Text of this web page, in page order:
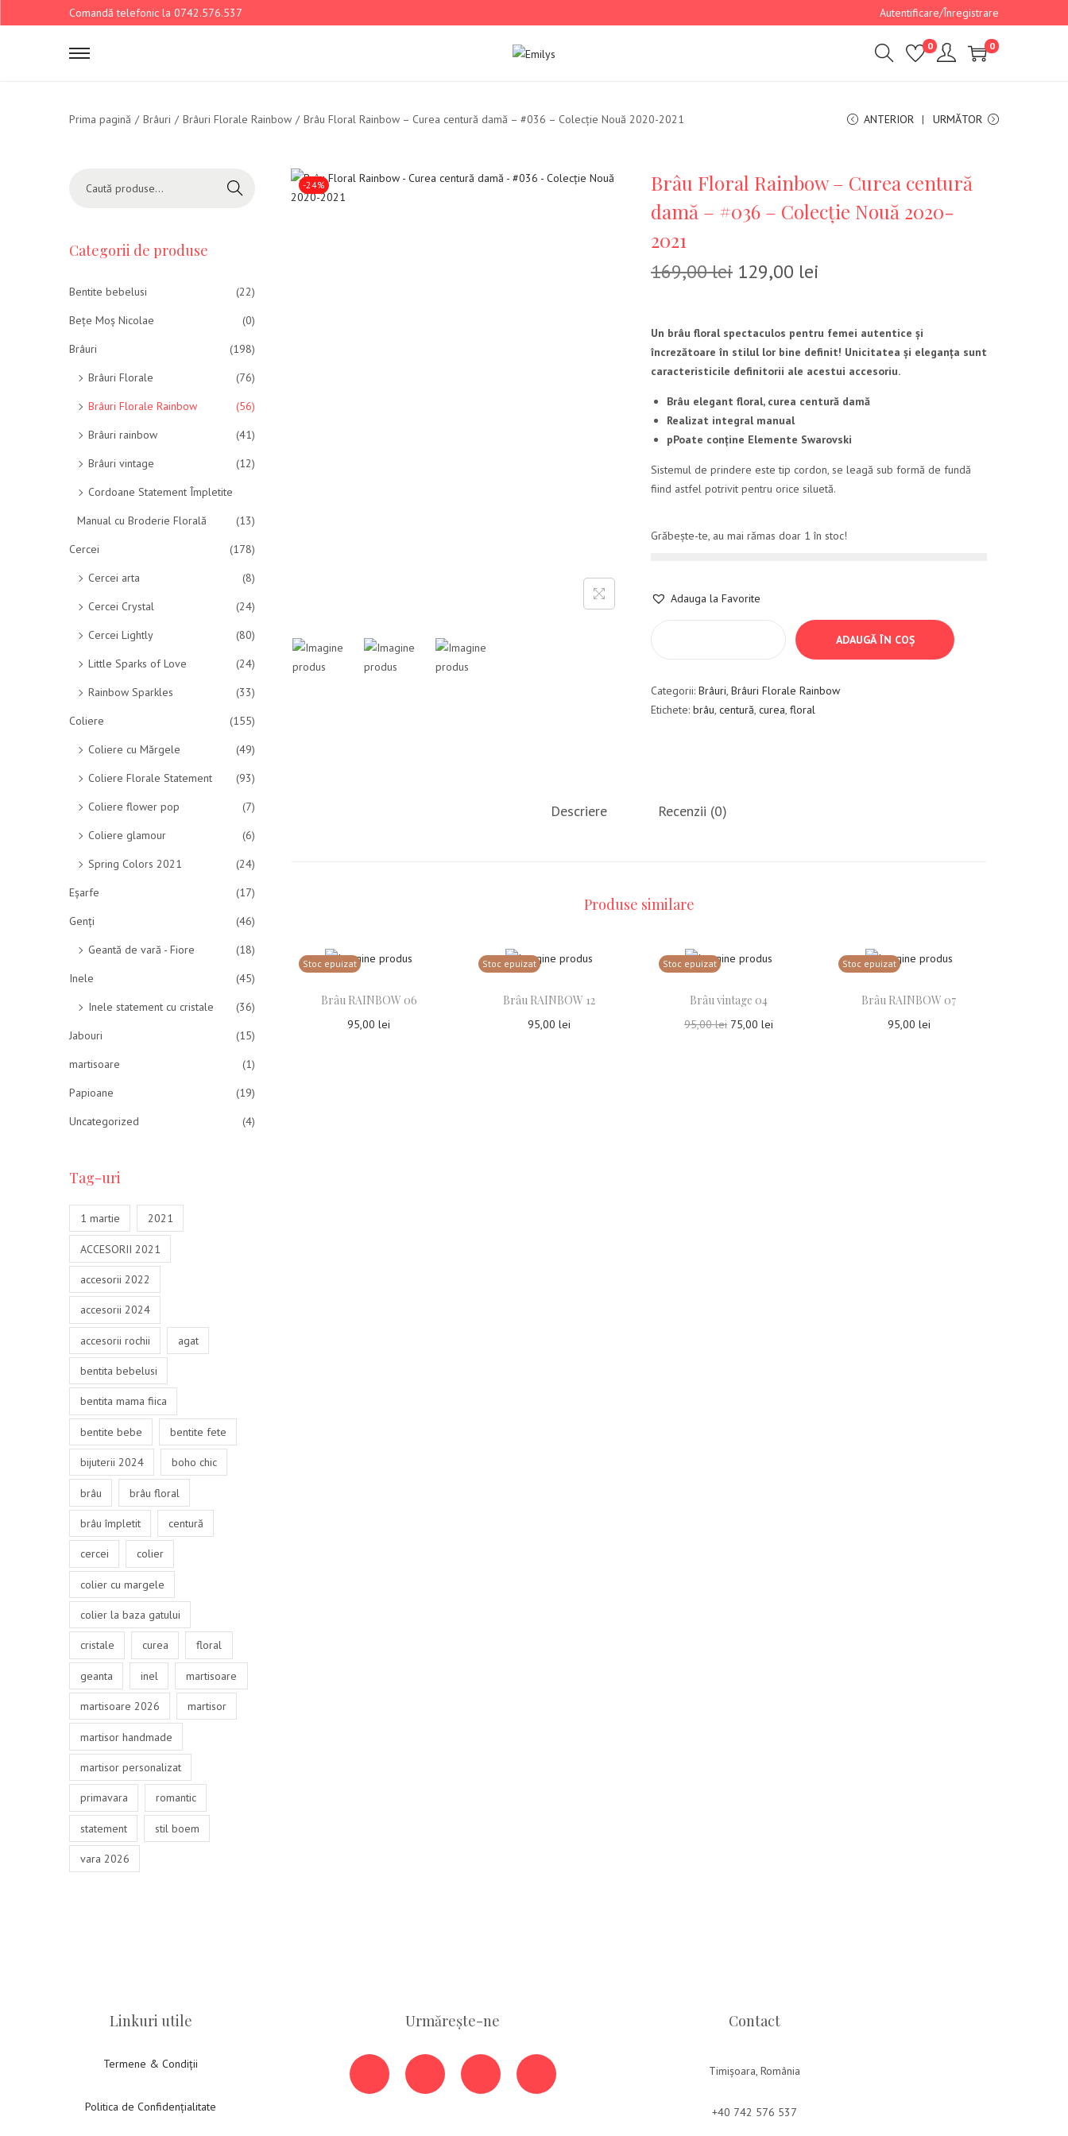
Comandă telefonic la 0742.576.537 Autentificare/Înregistrare
0 0
Prima pagină / Brâuri / Brâuri Florale Rainbow / Brâu Floral Rainbow – Curea centură damă – #036 – Colecție Nouă 2020-2021 ANTERIOR URMĂTOR
-24%
Brâu Floral Rainbow – Curea centură
damă – #036 – Colecție Nouă 2020-
2021
169,00lei 129,00 lei
Un brâu floral spectaculos pentru femei autentice și
încrezătoare în stilul lor bine definit! Unicitatea și eleganța sunt
caracteristicile definitorii ale acestui accesoriu.
Brâu elegant floral, curea centură damă
Realizat integral manual
pPoate conține Elemente Swarovski
Sistemul de prindere este tip cordon, se leagă sub formă de fundă
fiind astfel potrivit pentru orice siluetă.
Grăbește-te, au mai rămas doar 1 în stoc!
Adauga la Favorite
ADAUGĂ ÎN COȘ
Categorii: Brâuri, Brâuri Florale Rainbow
Etichete: brâu, centură, curea, floral
Descriere Recenzii (0)
Produse similare
Stoc epuizat
Brâu RAINBOW 06
95,00lei
Stoc epuizat
Brâu RAINBOW 12
95,00 lei
Stoc epuizat
Brâu vintage 04
95,00lei 75,00lei
Stoc epuizat
Brâu RAINBOW 07
95,00 lei
Caută
Categorii de produse
Bentite bebelusi
(22)
Bețe Moș Nicolae
(0)
Brâuri
(198)
Brâuri Florale
(76)
Brâuri Florale Rainbow
(56)
Brâuri rainbow
(41)
Brâuri vintage
(12)
Cordoane Statement Împletite
Manual cu Broderie Florală
(13)
Cercei
(178)
Cercei arta
(8)
Cercei Crystal
(24)
Cercei Lightly
(80)
Little Sparks of Love
(24)
Rainbow Sparkles
(33)
Coliere
(155)
Coliere cu Mărgele
(49)
Coliere Florale Statement
(93)
Coliere flower pop
(7)
Coliere glamour
(6)
Spring Colors 2021
(24)
Eșarfe
(17)
Genți
(46)
Geantă de vară - Fiore
(18)
Inele
(45)
Inele statement cu cristale
(36)
Jabouri
(15)
martisoare
(1)
Papioane
(19)
Uncategorized
(4)
Tag-uri
1 martie 2021
ACCESORII 2021
accesorii 2022
accesorii 2024
accesorii rochii agat
bentita bebelusi
bentita mama fiica
bentite bebe bentite fete
bijuterii 2024 boho chic
brâu brâu floral
brâu împletit centură
cercei colier
colier cu margele
colier la baza gatului
cristale curea floral
geanta inel martisoare
martisoare 2026 martisor
martisor handmade
martisor personalizat
primavara romantic
statement stil boem
vara 2026
Linkuri utile
Termene & Condiții
Politica de Confidențialitate
Urmărește-ne Contact
Timișoara, România
+40 742 576 537